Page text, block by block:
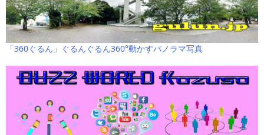
「360ぐるん」ぐるんぐるん360°動かすパノラマ写真